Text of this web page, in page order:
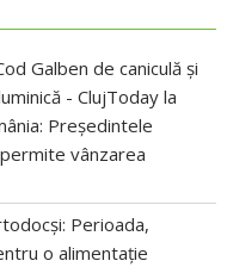
Galben de caniculă și
- ClujToday la
Președintele
vânzarea
Perioada,
o alimentație